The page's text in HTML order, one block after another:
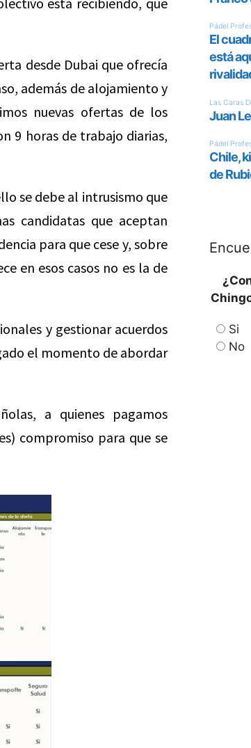
desde Dubai que ofrecía
además de alojamiento y
nuevas ofertas de los
9 horas de trabajo diarias,
se debe al intrusismo que
candidatas que aceptan
para que cese y, sobre
en esos casos no es la de
y gestionar acuerdos
el momento de abordar
a quienes pagamos
compromiso para que se
Si
No